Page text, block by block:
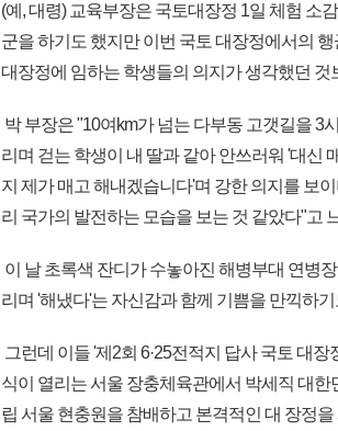
(예, 대령) 교육부장은 국토대장정 1일 체험 소
군을 하기도 했지만 이번 국토 대장정에서의
대장정에 임하는 학생들의 의지가 생각했던
박 부장은 "10여km가 넘는 다부동 고갯길을 3
리며 걷는 학생이 내 딸과 같아 안쓰러워 '대신
지 제가 매고 해내겠습니다'며 강한 의지를 보
리 국가의 발전하는 모습을 보는 것 같았다"고
이 날 초록색 잔디가 수놓아진 해병부대 연병
리며 '해냈다'는 자신감과 함께 기쁨을 만끽하기
그런데 이들 '제2회 6·25전적지 답사 국토 대
식이 열리는 서울 장충체육관에서 박세직 대
립 서울 현충원을 참배하고 본격적인 대 장정을